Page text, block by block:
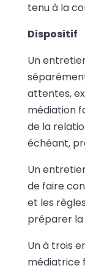
tenu à la
Dispositif
Un
attentes,
médiation
de la
échéant,
Un
de faire
et les
préparer
Un à trois
médiatrice